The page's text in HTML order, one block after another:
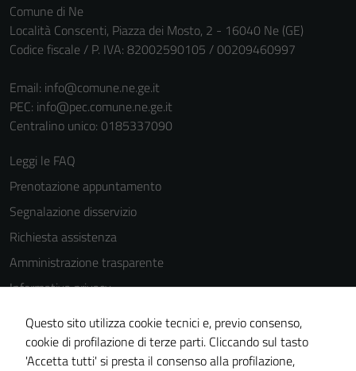
Comune di Ne
Località Conscenti, Piazza dei Mosto, 2 - 16040 Ne (GE)
Codice fiscale / P. IVA: 82002590105 / 00209460997
Email: info@comune.ne.ge.it
PEC: info@pec.comune.ne.ge.it
Centralino unico: 0185337090
Leggi le FAQ
Prenotazione appuntamento
Segnalazione disservizio
Richiesta assistenza
Amministrazione trasparente
Informativa privacy
Cookie Policy
Note legali
Dichiarazione di accessibilità
Questo sito utilizza cookie tecnici e, previo consenso,
cookie di profilazione di terze parti. Cliccando sul tasto
'Accetta tutti' si presta il consenso alla profilazione,